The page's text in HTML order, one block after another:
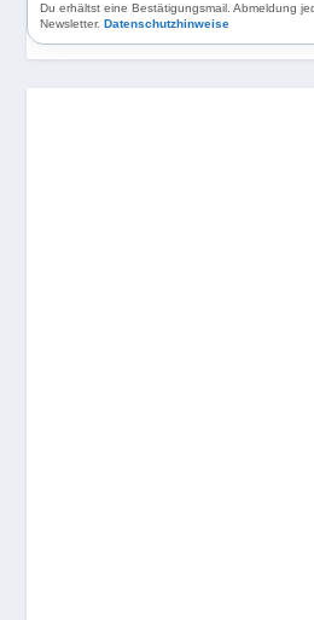
Du erhältst eine Bestätigungsmail. Abmeldung
Newsletter. Datenschutzhinweise